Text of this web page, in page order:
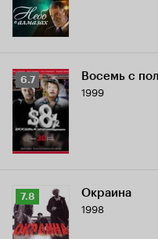
Рейтинг
Кинопоиска
6.7
6.7 Восемь с
1999
Рейтинг
Кинопоиска
7.8
7.8 Окраина
1998